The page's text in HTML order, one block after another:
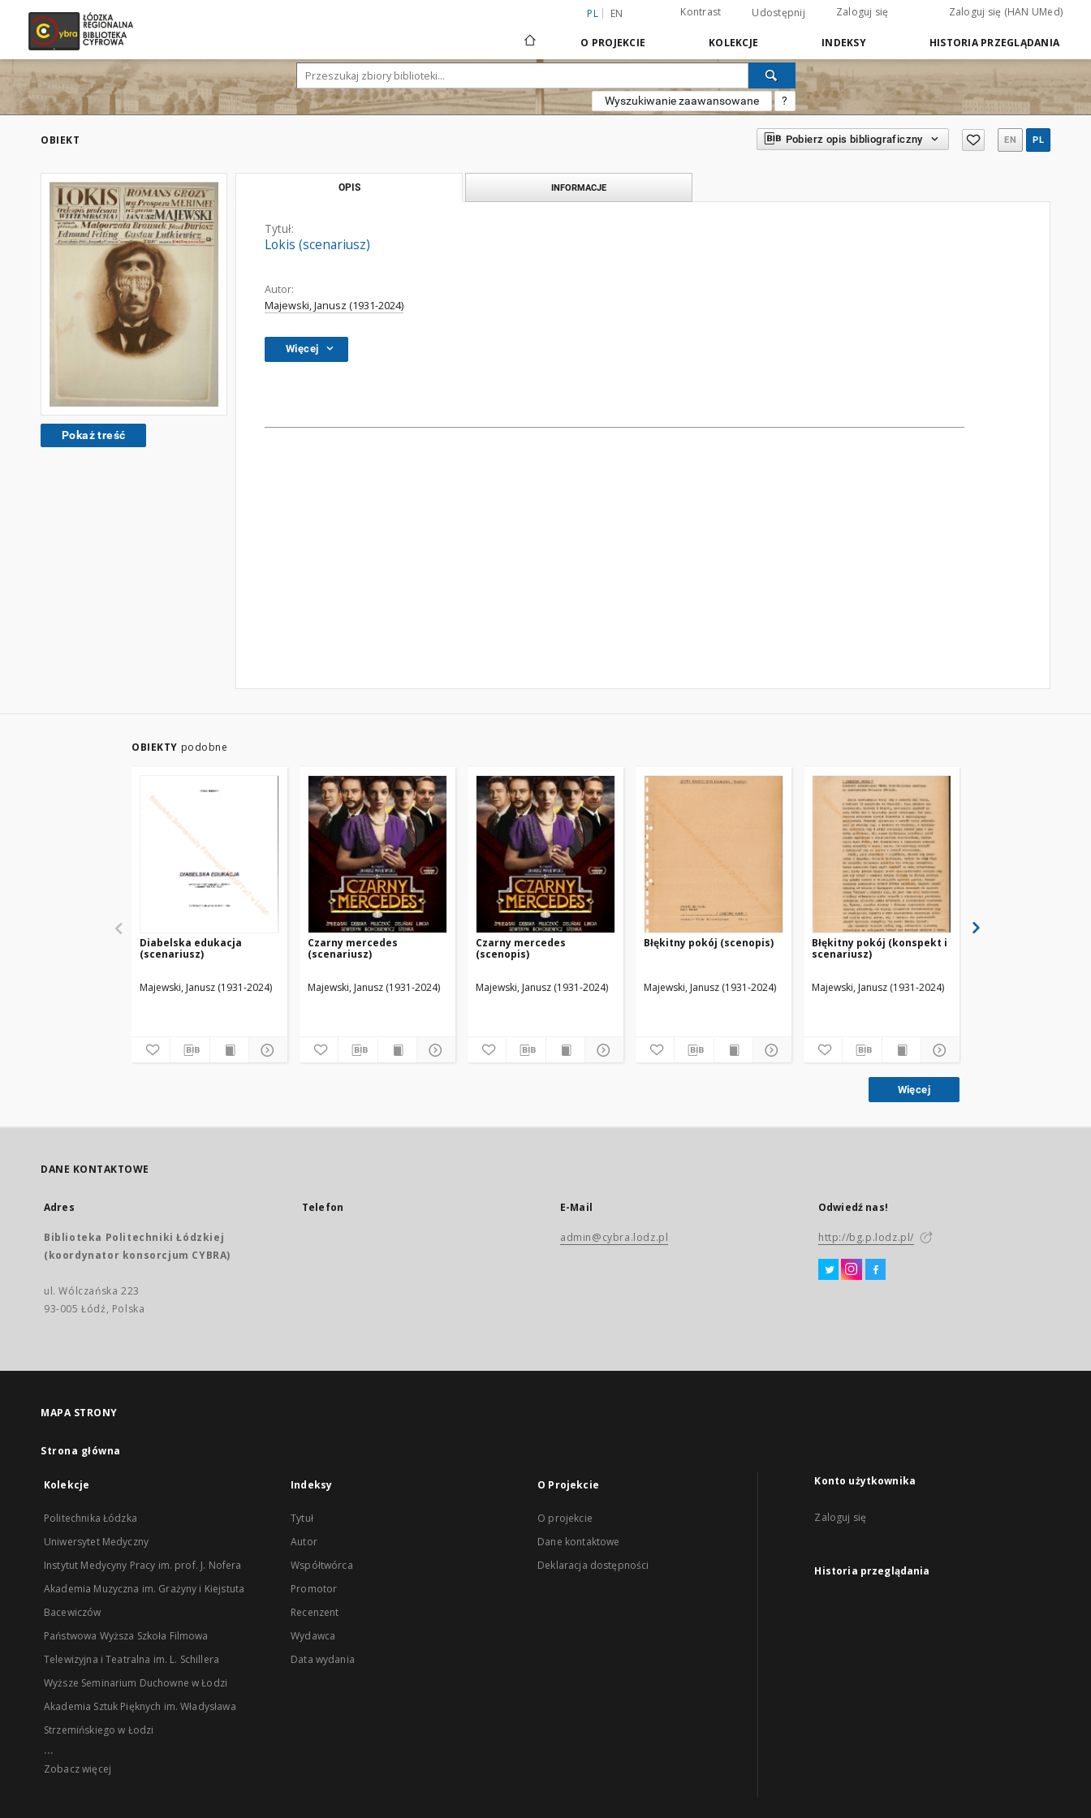
PL EN Kontrast Udostępnij Zaloguj się Zaloguj się (HAN UMed)
O PROJEKCIE KOLEKCJE INDEKSY HISTORIA PRZEGLĄDANIA
Wyszukiwanie zaawansowane ?
OBIEKT Pobierz opis bibliograficzny EN PL
Pokaż treść
OPIS INFORMACJE
Tytuł:
Lokis (scenariusz)
Autor:
Majewski, Janusz (1931-2024)
Więcej
OBIEKTY podobne
Diabelska edukacja
(scenariusz)
Majewski, Janusz (1931-2024)
Czarny mercedes
(scenariusz)
Majewski, Janusz (1931-2024)
Czarny mercedes
(scenopis)
Majewski, Janusz (1931-2024)
Błękitny pokój (scenopis)
Majewski, Janusz (1931-2024)
Błękitny pokój (konspekt i
scenariusz)
Majewski, Janusz (1931-2024)
Więcej
DANE KONTAKTOWE
Adres
Biblioteka Politechniki Łódzkiej
(koordynator konsorcjum CYBRA)
ul. Wólczańska 223
93-005 Łódź, Polska
Telefon E-Mail
admin@cybra.lodz.pl
Odwiedź nas!
http://bg.p.lodz.pl/
MAPA STRONY
Strona główna
Kolekcje
Politechnika Łódzka
Uniwersytet Medyczny
Instytut Medycyny Pracy im. prof. J. Nofera
Akademia Muzyczna im. Grażyny i Kiejstuta
Bacewiczów
Państwowa Wyższa Szkoła Filmowa
Telewizyjna i Teatralna im. L. Schillera
Wyższe Seminarium Duchowne w Łodzi
Akademia Sztuk Pięknych im. Władysława
Strzemińskiego w Łodzi
...
Zobacz więcej
Indeksy
Tytuł
Autor
Współtwórca
Promotor
Recenzent
Wydawca
Data wydania
O Projekcie
O projekcie
Dane kontaktowe
Deklaracja dostępności
Konto użytkownika
Zaloguj się
Historia przeglądania